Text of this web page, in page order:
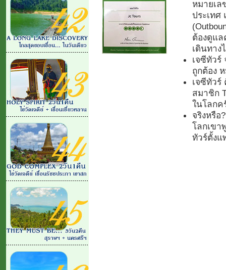
หมายเล
ประเทศ
ต้องดูแล
เดินทาง
เจซีทัวร์
ถูกต้อง
เจซีทัวร์
สมาชิก
ในโลกค
จริงหรือ
โลกเขา
ทัวร์ตั้งแ